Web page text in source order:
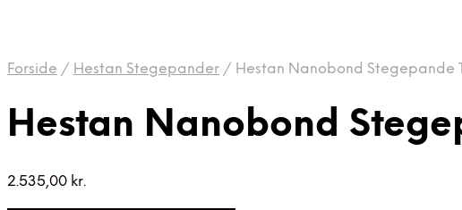
Forside / Hestan Stegepander / Hestan Nanobond Stegepande
Hestan Nanobond
2.535,00 kr.